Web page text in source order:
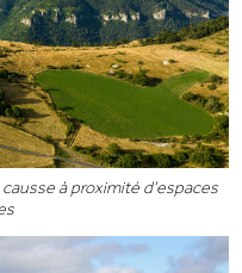
à proximité d'espaces